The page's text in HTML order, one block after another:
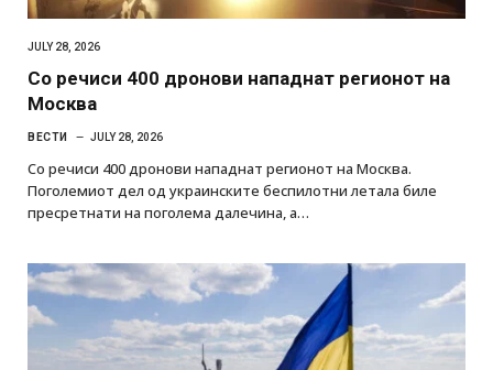
JULY 28, 2026
Со речиси 400 дронови нападнат регионот на
Москва
ВЕСТИ JULY 28, 2026
Со речиси 400 дронови нападнат регионот на Москва.
Поголемиот дел од украинските беспилотни летала биле
пресретнати на поголема далечина, а…